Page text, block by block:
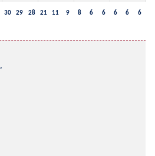
30 29 28 21 11 9 8 6 6 6 6 6